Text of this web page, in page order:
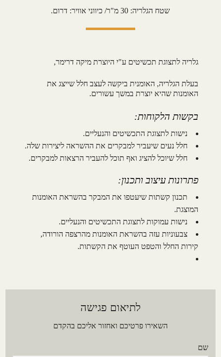
שטח הגלריה: 30 מ"ר/ כיווני אוויר: דרום.
גלריה לתצוגת תכשיטים ע"י היוצרת מיקה דרימר,
בעלת הגלריה, האומנית ביקשה לעצב חלל שייצג את
האומנות שהיא יוצרת במשך עשורים.
בקשות הלקוחות:
נישות לתצוגת התכשיטים והנעליים.
חלל נעים שיעביר למבקרים את ההשראה ליצירות שלה.
חלל שיוכל להציג ואף תוכל להעביר הרצאות למבקרים.
פתרונות עיצוב ותכנון:
תכנון קשתות שיעטפו את המבקר בהשראת האומנות
המוצגת.
נישות עמוקות לתצוגת התכשיטים והנעליים.
צבעוניות עזה בהשראת האומנות מהרצפה הורודה,
קירות החלל והטפט העוטף את הקשתות.
לתיאום פגישה
השאירו פרטיכם ואחזור אליכם בהקדם
שם